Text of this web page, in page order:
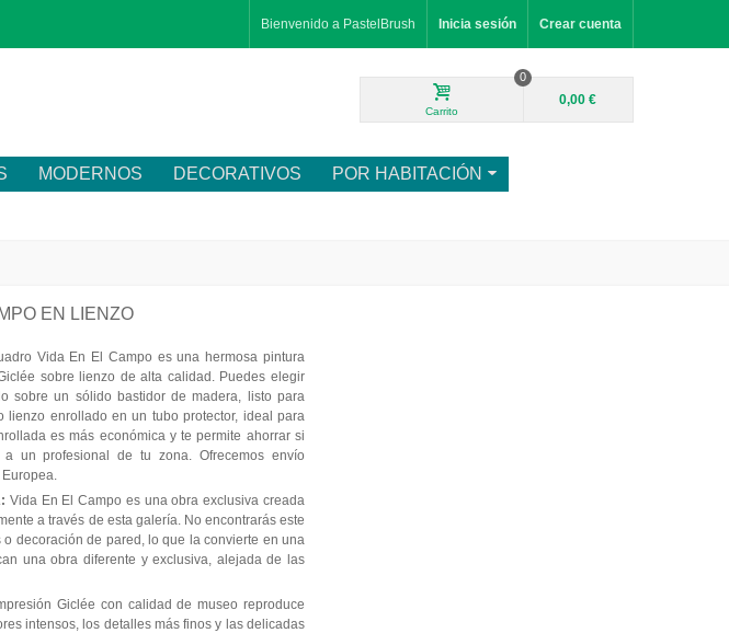
Bienvenido a PastelBrush Inicia sesión Crear cuenta
Carrito
0
0,00 €
MODERNOS DECORATIVOS
POR HABITACIÓN
EN LIENZO
Vida En El Campo es una hermosa pintura
sobre lienzo de alta calidad. Puedes elegir
sobre un sólido bastidor de madera, listo para
lienzo enrollado en un tubo protector, ideal para
es más económica y te permite ahorrar si
un profesional de tu zona. Ofrecemos envío
Vida En El Campo es una obra exclusiva creada
a través de esta galería. No encontrarás este
decoración de pared, lo que la convierte en una
una obra diferente y exclusiva, alejada de las
Giclée con calidad de museo reproduce
intensos, los detalles más finos y las delicadas